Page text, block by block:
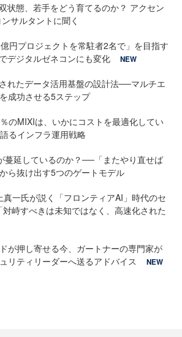
状態、若手をどう育てるのか？ アクセン
サルタントに聞く
円プロジェクトを常駐者2名で」を目指す
デジタルゼネコンにも変化
NEW
れたデータ活用基盤の設計法──マルチエ
成功させる5ステップ
のMIXIは、いかにコストを最適化してい
るインフラ運用戦略
蔓延しているのか？──「またやり直せば
ら抜け出す5つのゲートモデル
真一氏が説く「フロンティアAI」時代のセ
峙すべきは未知ではなく、高速化された
が押し寄せる今、ガートナーの専門家が
リティリーダーへ送るアドバイス
NEW